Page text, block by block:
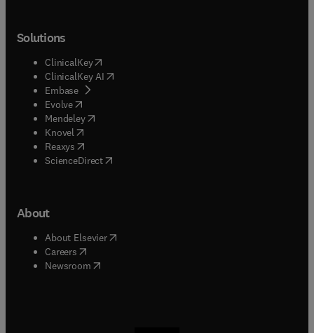
Solutions
ClinicalKey(opens in new tab/window
ClinicalKey AI opens in new tab/window
Embase( opens in new tab/window
Evolve(opens in new tab/window
Mendeley( opens in new tab/window
Knovel (opens in new tab/window
Reaxys (opens in new tab/window
ScienceDirect(opens in new tab/window
About
About Elsevier( opens in new tab/window
Careers opens in new tab/window
Newsroom( opens in new tab/window